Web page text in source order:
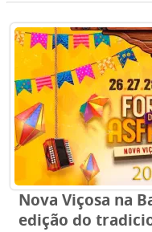
Nova Viçosa na
edição do